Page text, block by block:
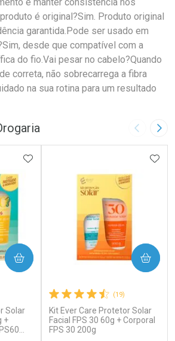
é original?Sim. Produto original
garantida.Pode ser usado em
desde que compatível com a
do fio.Vai pesar no cabelo?Quando
correta, não sobrecarrega a fibra
na sua rotina para um resultado
Imagem
Solar
+
ADICIONAR AOS FAVORITOS
(19)
Kit Ever Care Protetor Solar
Facial FPS 30 60g + Corporal
FPS 30 200g
COMPRAR